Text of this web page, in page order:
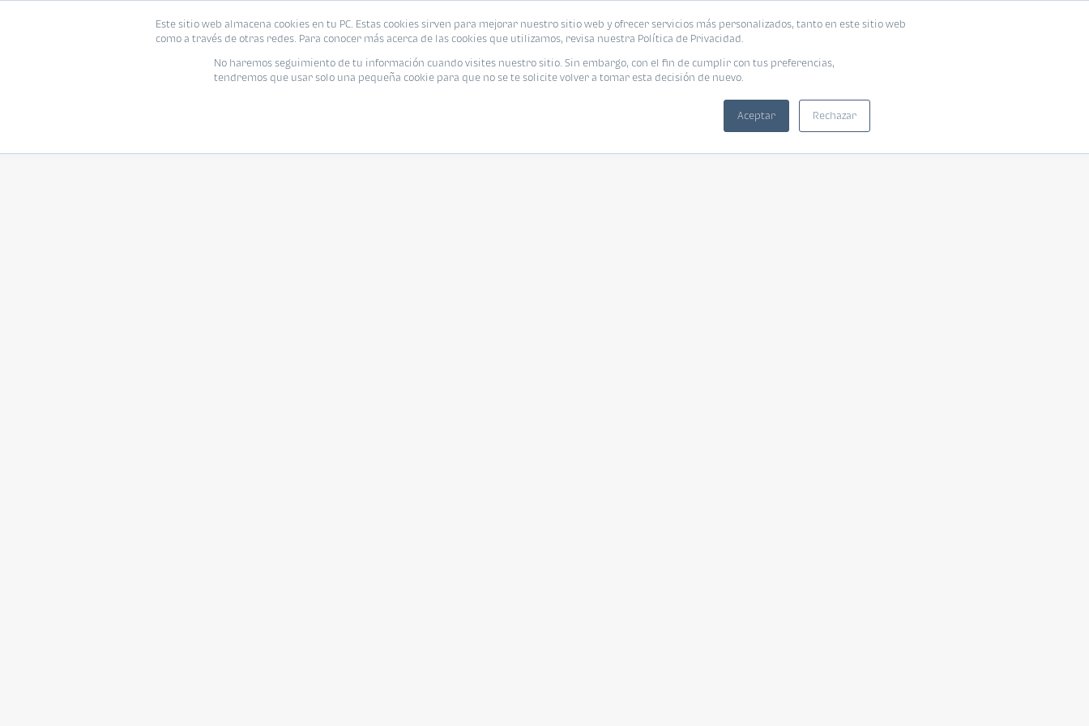
Este sitio web almacena cookies en tu PC. Estas cookies sirven para mejorar nuestro sitio web y ofrecer servicios más personalizados, tanto en este sitio web
como a través de otras redes. Para conocer más acerca de las cookies que utilizamos, revisa nuestra Política de Privacidad.
No haremos seguimiento de tu información cuando visites nuestro sitio. Sin embargo, con el fin de cumplir con tus preferencias,
tendremos que usar solo una pequeña cookie para que no se te solicite volver a tomar esta decisión de nuevo.
Aceptar Rechazar